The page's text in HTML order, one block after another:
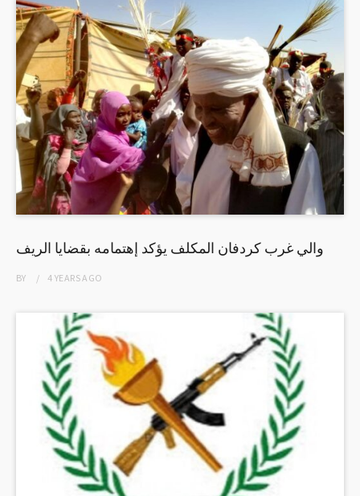
والي غرب كردفان المكلف يؤكد إهتمامه بقضايا الريف
BY 4 YEARSAGO